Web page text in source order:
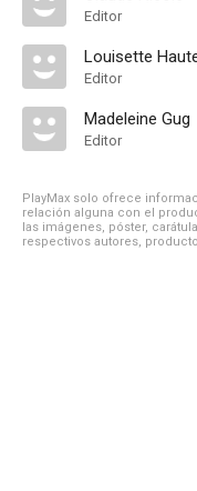
Editor
Editor
Madeleine Gug
Editor
PlayMax solo ofrece
relación alguna con el
las imágenes, póster,
respectivos autores,